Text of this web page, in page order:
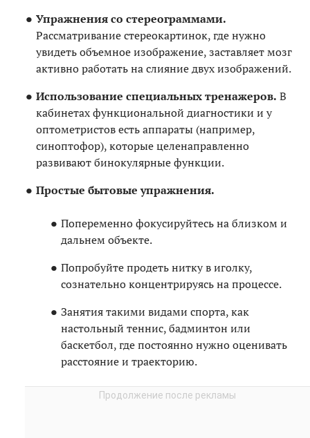
Упражнения со стереограммами.
Рассматривание стереокартинок, где нужно
увидеть объемное изображение, заставляет мозг
активно работать на слияние двух изображений.
Использование специальных тренажеров. В
кабинетах функциональной диагностики и у
оптометристов есть аппараты (например,
синоптофор), которые целенаправленно
развивают бинокулярные функции.
Простые бытовые упражнения.
Попеременно фокусируйтесь на близком и
дальнем объекте.
Попробуйте продеть нитку в иголку,
сознательно концентрируясь на процессе.
Занятия такими видами спорта, как
настольный теннис, бадминтон или
баскетбол, где постоянно нужно оценивать
расстояние и траекторию.